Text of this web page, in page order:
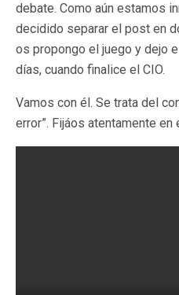
debate. Como aún estamos
decidido separar el post en
os propongo el juego y dejo
días, cuando finalice el CIO.
Vamos con él. Se trata del
error”. Fijáos atentamente en